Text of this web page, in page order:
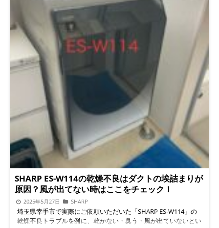
って、乾燥機能も優秀です。 でも、構造が複雑なぶん「中が見
えない」「掃除ができない」ってこと、ありませんか？ 特に今
回のように割り箸を落としてしまった場合、自力で取り出すのは
ほぼ無理です。 実際のご依頼内容はこの通り 今回は、以下のよ
うな症状でご相談をいただきました。 割り箸を子どもが落とし
てしまった 乾燥機は4年間、基本的に使っていない（雨の日だ
け） 最近、洗濯機がカビ臭い 洗剤ケースのまわりにカビが見え
る 乾燥フィルターも埃が詰まりやすい 正直、ここまで条件がそ
ろうと内部はけっこう汚れています。 割り箸が落ちたまま使う
とどうなる？ 結論から言えば、割り箸が洗濯槽の裏側で詰ま
り、故障の原因になります。 特にNA-VX800BLのような機種で
は、内部の通気ルートやダクトに障害物があると、乾燥効率が悪
くなる → カビが発生しやすくなるという悪循環に。 放置してお
くとモーターやヒーター周辺にもダメージが及び、数万円単位の
修理費用になるケースもあります。 乾燥を使っていないと、カ
ビが増える？ これは多くの人が誤解していますが… 「乾燥を使
わない方がカビになりにくい」と思ってませんか？ 実は逆で
す。 乾燥を使わない＝湿気が中に残る＝カビが繁殖しやすいん
です。 湿った空気が洗濯機の奥にこもり、ファンやダクトにカ
ビや埃が積もっていきます。 しかも目に見えない場所なので、
気づかないままニオイだけが強くなる…。 洗濯機の中はどうなっ
ていた？ 今回の機種（NA-VX800BL）は、脱水カバーやバランサ
ーの奥までカビや埃が付着していました。 下記の写真スペース
をご覧ください（※実際のビフォーアフター写真をここに挿
SHARP ES-W114の乾燥不良はダクトの埃詰まりが
原因？風が出てない時はここをチェック！
2025年5月27日 SHARP
埼玉県幸手市で実際にご依頼いただいた「SHARP ES-W114」の
乾燥不良トラブルを例に、乾かない・臭う・風が出ていないとい